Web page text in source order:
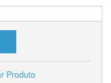
Produto